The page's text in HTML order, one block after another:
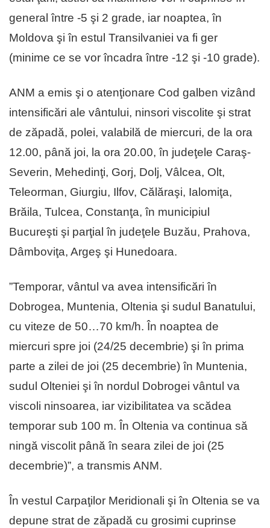
general între -5 şi 2 grade, iar noaptea, în
Moldova şi în estul Transilvaniei va fi ger
(minime ce se vor încadra între -12 şi -10 grade).
ANM a emis şi o atenţionare Cod galben vizând
intensificări ale vântului, ninsori viscolite şi strat
de zăpadă, polei, valabilă de miercuri, de la ora
12.00, până joi, la ora 20.00, în judeţele Caraş-
Severin, Mehedinţi, Gorj, Dolj, Vâlcea, Olt,
Teleorman, Giurgiu, Ilfov, Călăraşi, Ialomiţa,
Brăila, Tulcea, Constanţa, în municipiul
Bucureşti şi parţial în judeţele Buzău, Prahova,
Dâmboviţa, Argeş şi Hunedoara.
”Temporar, vântul va avea intensificări în
Dobrogea, Muntenia, Oltenia şi sudul Banatului,
cu viteze de 50…70 km/h. În noaptea de
miercuri spre joi (24/25 decembrie) şi în prima
parte a zilei de joi (25 decembrie) în Muntenia,
sudul Olteniei şi în nordul Dobrogei vântul va
viscoli ninsoarea, iar vizibilitatea va scădea
temporar sub 100 m. În Oltenia va continua să
ningă viscolit până în seara zilei de joi (25
decembrie)”, a transmis ANM.
În vestul Carpaţilor Meridionali şi în Oltenia se va
depune strat de zăpadă cu grosimi cuprinse